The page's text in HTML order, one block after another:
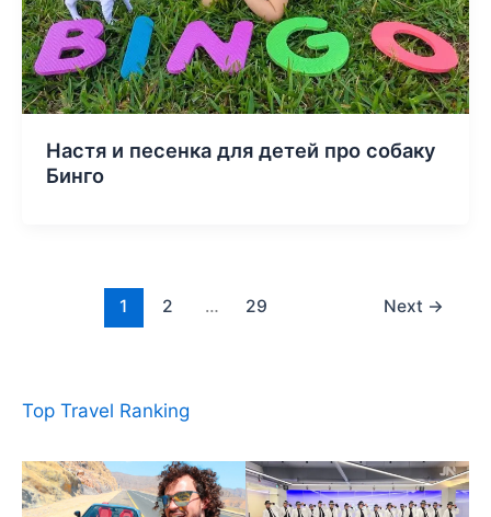
Настя и песенка для детей про собаку
Бинго
1 2 … 29 Next →
Top Travel Ranking